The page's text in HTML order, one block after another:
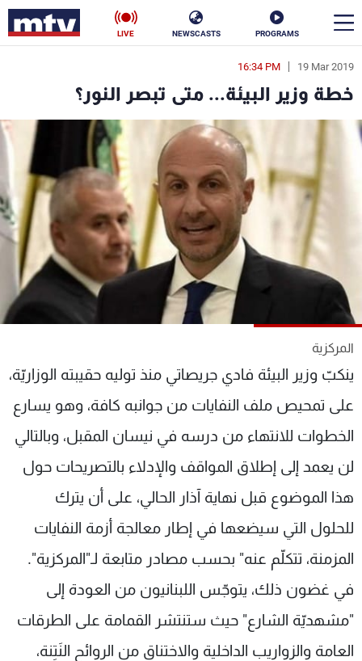
PROGRAMS
NEWSCASTS
LIVE
19 Mar 2019
16:34 PM
خطة وزير البيئة... متى تبصر النور؟
المركزية
ينكبّ وزير البيئة فادي جريصاتي منذ توليه حقيبته الوزاريّة،
على تمحيص ملف النفايات من جوانبه كافة، وهو يسارع
الخطوات للانتهاء من درسه في نيسان المقبل، وبالتالي
لن يعمد إلى إطلاق المواقف والإدلاء بالتصريحات حول
هذا الموضوع قبل نهاية آذار الحالي، على أن يترك
للحلول التي سيضعها في إطار معالجة أزمة النفايات
المزمنة، تتكلّم عنه" بحسب مصادر متابعة لـ"المركزية".
في غضون ذلك، يتوجّس اللبنانيون من العودة إلى
"مشهديّة الشارع" حيث ستنتشر القمامة على الطرقات
العامة والزواريب الداخلية والاختناق من الروائح النَتِنة،
en
الأخبار
ناس
إقتصاد فن
منوعات رياضة
كأس العالم
جدول البرامج
شاهد البرامج
الترددات
الإنـتـاج
تواصل معنا
شروط الإسـتخدام
سياسة الخصوصية